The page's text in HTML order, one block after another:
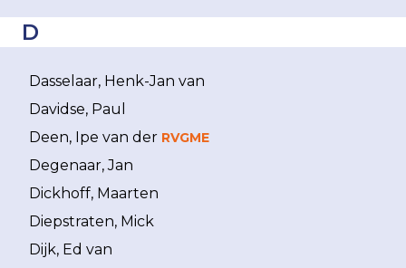
D
Dasselaar, Henk-Jan van
Davidse, Paul
Deen, Ipe van der RVGME
Degenaar, Jan
Dickhoff, Maarten
Diepstraten, Mick
Dijk, Ed van